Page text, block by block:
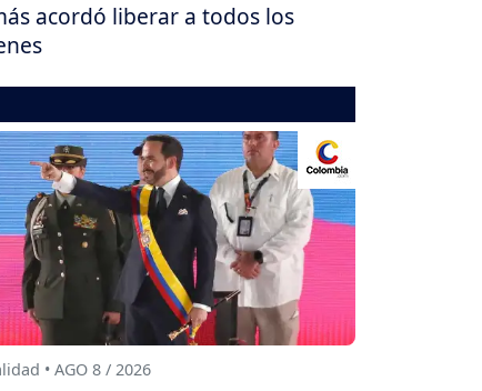
acordó liberar a todos los
• AGO 8 / 2026